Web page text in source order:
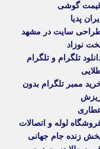
گوشی
ایران پدیا
سایت در مشهد
نوزاد
تلگرام و تلگرام
ممبر تلگرام بدون
لوله و اتصالات
زنده جام جهانی